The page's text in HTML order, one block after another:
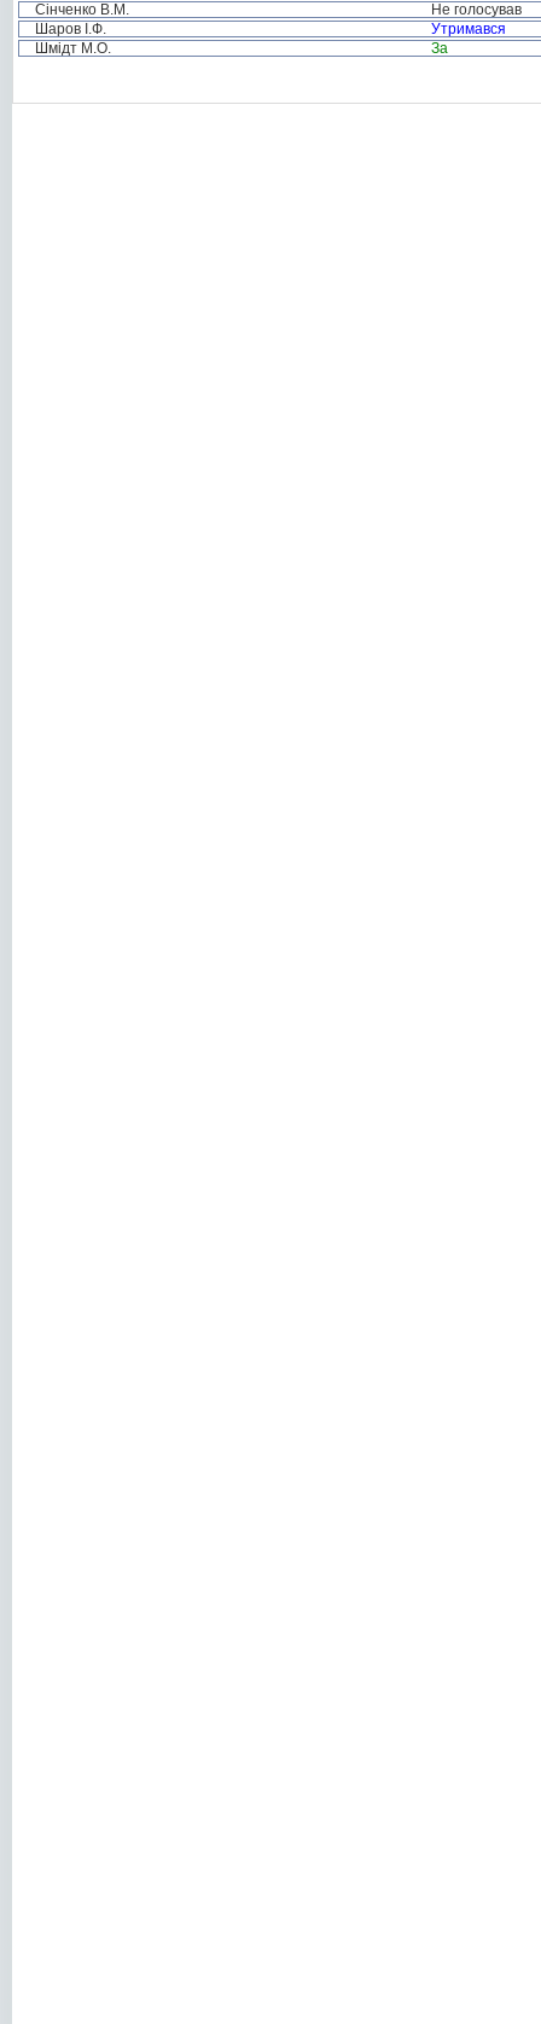
Сінченко В.М.
Не голосував
Шаров І.Ф.
Утримався
Шмідт М.О.
За